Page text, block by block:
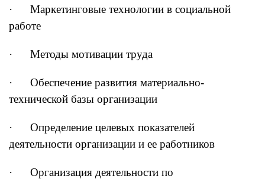
· Маркетинговые технологии в социальной
работе
· Методы мотивации труда
· Обеспечение развития материально-
технической базы организации
· Определение целевых показателей
деятельности организации и ее работников
· Организация деятельности по